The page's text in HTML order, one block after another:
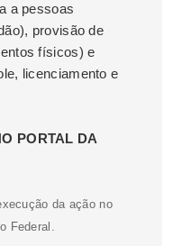
a pessoas
provisão de
físicos) e
licenciamento e
PORTAL DA
da ação no
Federal.